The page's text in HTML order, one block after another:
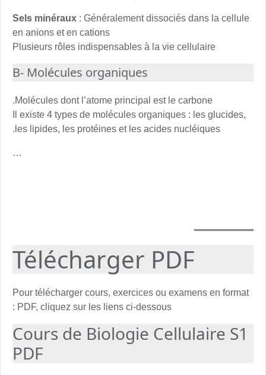
Sels minéraux : Généralement dissociés dans la cellule
en anions et en cations
Plusieurs rôles indispensables à la vie cellulaire
B- Molécules organiques
Molécules dont l’atome principal est le carbone.
Il existe 4 types de molécules organiques : les glucides,
les lipides, les protéines et les acides nucléiques.
…
Télécharger PDF
Pour télécharger cours, exercices ou examens en format
PDF, cliquez sur les liens ci-dessous :
Cours de Biologie Cellulaire S1
PDF